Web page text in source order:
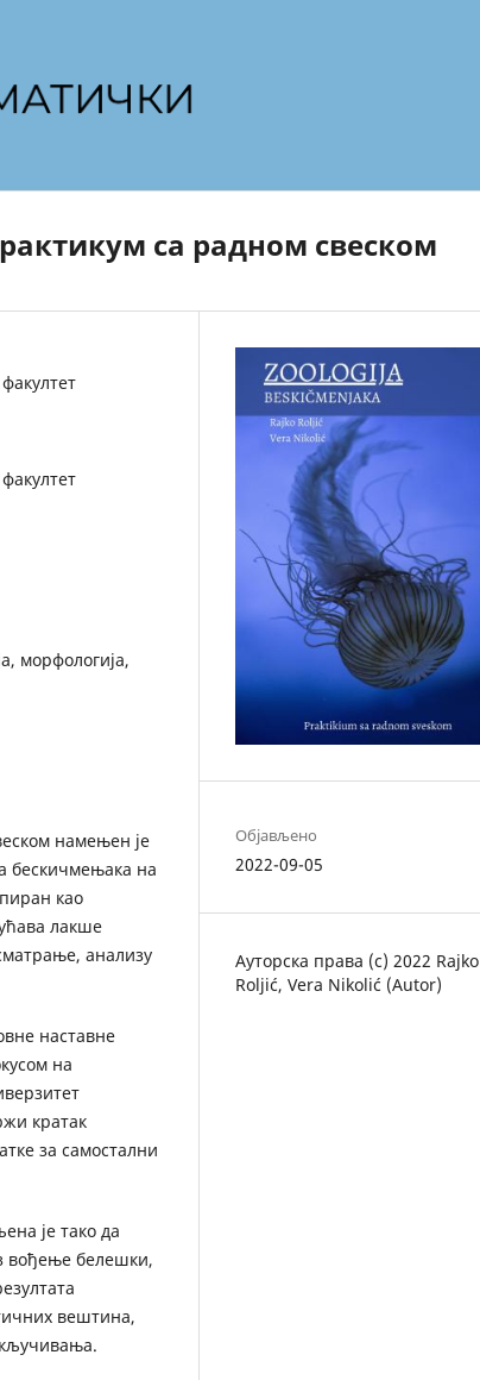
са радном свеском
морфологија,
намењен је
бескичмењака на
као
лакше
анализу
наставне
на
кратак
за самостални
је тако да
вођење белешки,
вештина,
Објављено
2022-09-05
Ауторска права (c) 2022 Rajko
Roljić, Vera Nikolić (Autor)